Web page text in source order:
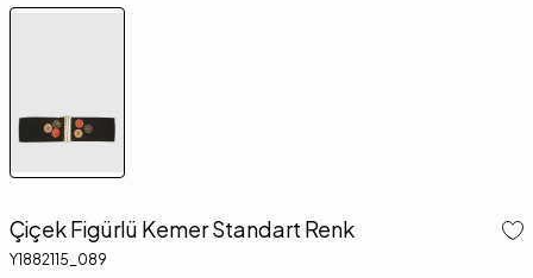
Çiçek Figürlü Kemer Standart Renk
Y1882115_089